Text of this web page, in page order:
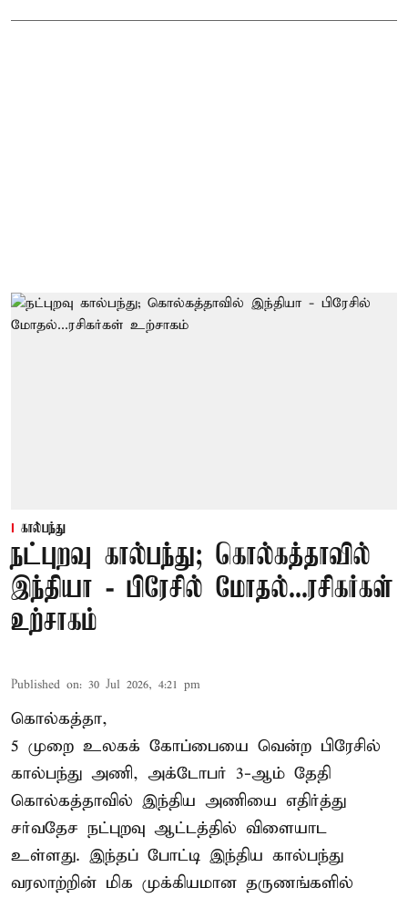
கால்பந்து
நட்புறவு கால்பந்து; கொல்கத்தாவில்
இந்தியா - பிரேசில் மோதல்...ரசிகர்கள்
உற்சாகம்
Published on: 30 Jul 2026, 4:21 pm
கொல்கத்தா,
5 முறை உலகக் கோப்பையை வென்ற பிரேசில்
கால்பந்து அணி, அக்டோபர் 3-ஆம் தேதி
கொல்கத்தாவில் இந்திய அணியை எதிர்த்து
சர்வதேச நட்புறவு ஆட்டத்தில் விளையாட
உள்ளது. இந்தப் போட்டி இந்திய கால்பந்து
வரலாற்றின் மிக முக்கியமான தருணங்களில்